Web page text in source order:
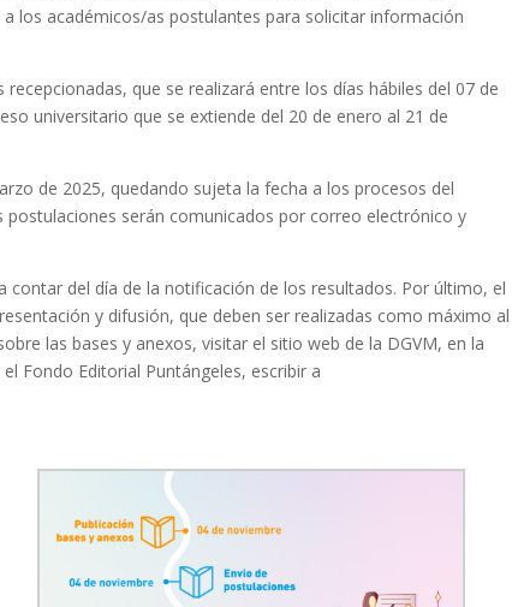
los académicos/as postulantes para solicitar información
que se realizará entre los días hábiles del 07 de
universitario que se extiende del 20 de enero al 21 de
de 2025, quedando sujeta la fecha a los procesos del
serán comunicados por correo electrónico y
del día de la notificación de los resultados. Por último, el
y difusión, que deben ser realizadas como máximo al
las bases y anexos, visitar el sitio web de la DGVM, en la
Fondo Editorial Puntángeles, escribir a